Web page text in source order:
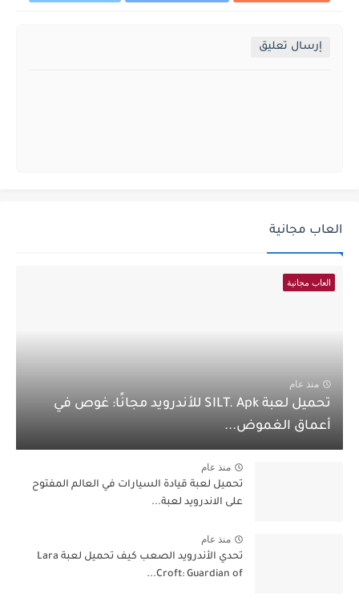
إرسال تعليق
العاب مجانية
العاب مجانية
منذ عام
تحميل لعبة SILT. Apk للأندرويد مجانًا: غوص في
أعماق الغموض...
منذ عام
تحميل لعبة قيادة السيارات في العالم المفتوح
على الاندرويد لعبة...
منذ عام
تحدي الأندرويد الصعب كيف تحميل لعبة Lara
Croft: Guardian of...